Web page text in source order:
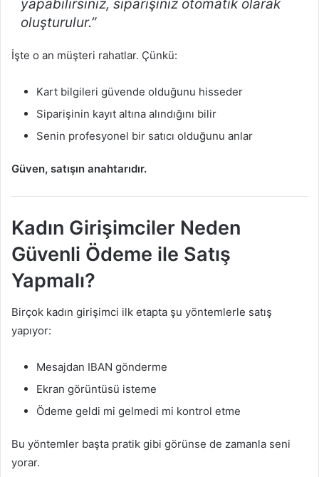
yapabilirsiniz, siparişiniz otomatik olarak
oluşturulur.”
İşte o an müşteri rahatlar. Çünkü:
Kart bilgileri güvende olduğunu hisseder
Siparişinin kayıt altına alındığını bilir
Senin profesyonel bir satıcı olduğunu anlar
Güven, satışın anahtarıdır.
Kadın Girişimciler Neden
Güvenli Ödeme ile Satış
Yapmalı?
Birçok kadın girişimci ilk etapta şu yöntemlerle satış
yapıyor:
Mesajdan IBAN gönderme
Ekran görüntüsü isteme
Ödeme geldi mi gelmedi mi kontrol etme
Bu yöntemler başta pratik gibi görünse de zamanla seni
yorar.